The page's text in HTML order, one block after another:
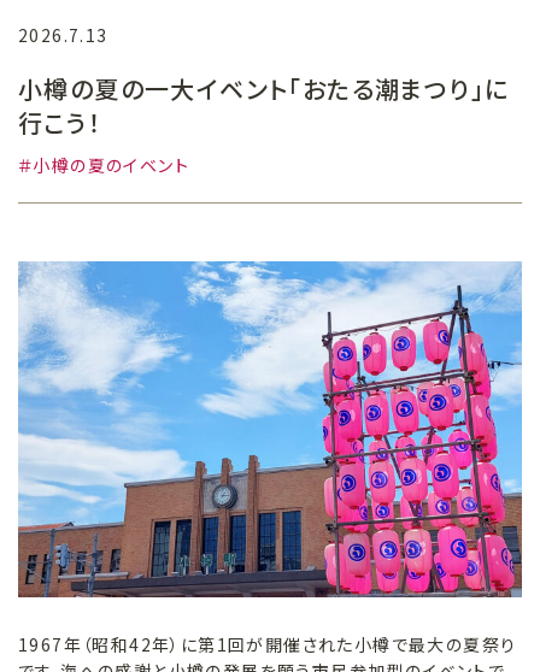
2026.7.13
小樽の夏の一大イベント「おたる潮まつり」に
行こう！
小樽の夏のイベント
1967年（昭和42年）に第1回が開催された小樽で最大の夏祭り